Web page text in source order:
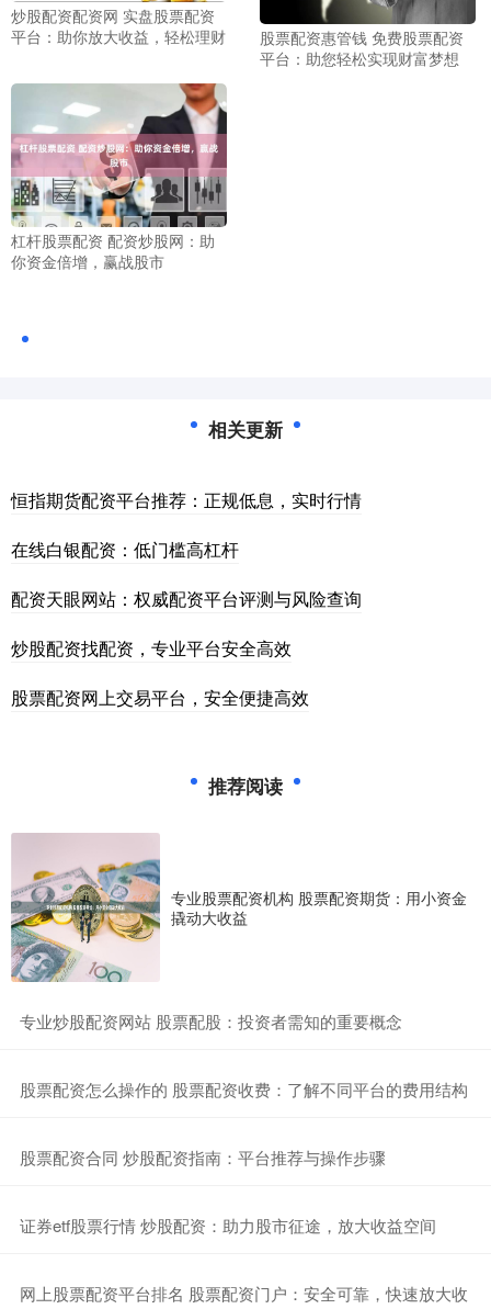
炒股配资配资网 实盘股票配资
平台：助你放大收益，轻松理财
股票配资惠管钱 免费股票配资
平台：助您轻松实现财富梦想
杠杆股票配资 配资炒股网：助
你资金倍增，赢战股市
相关更新
恒指期货配资平台推荐：正规低息，实时行情
在线白银配资：低门槛高杠杆
配资天眼网站：权威配资平台评测与风险查询
炒股配资找配资，专业平台安全高效
股票配资网上交易平台，安全便捷高效
推荐阅读
专业股票配资机构 股票配资期货：用小资金
撬动大收益
​专业炒股配资网站 股票配股：投资者需知的重要概念
​股票配资怎么操作的 股票配资收费：了解不同平台的费用结构
​股票配资合同 炒股配资指南：平台推荐与操作步骤
​证券etf股票行情 炒股配资：助力股市征途，放大收益空间
​网上股票配资平台排名 股票配资门户：安全可靠，快速放大收